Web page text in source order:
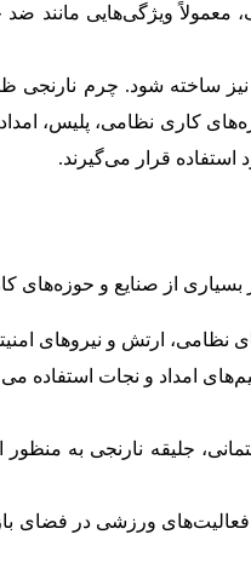
ویژگی‌هایی مانند
ساخته شود. چرم نارنجی
کاری نظامی، پلیس،
استفاده قرار می‌گیرند.
از صنایع و حوزه‌های
نظامی، ارتش و نیروهای
امداد و نجات
جلیقه نارنجی به منظور
ورزشی در فضای